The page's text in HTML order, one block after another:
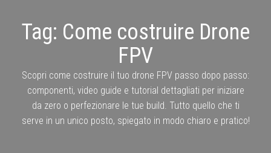
Tag: Come costruire Drone
FPV
Scopri come costruire il tuo drone FPV passo dopo passo:
componenti, video guide e tutorial dettagliati per iniziare
da zero o perfezionare le tue build. Tutto quello che ti
serve in un unico posto, spiegato in modo chiaro e pratico!